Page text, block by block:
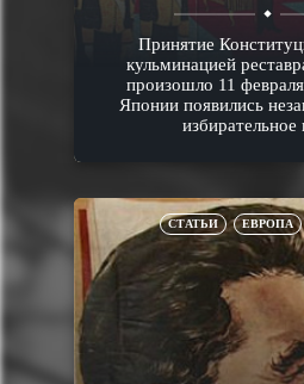
Принятие
кульминацией
произошло 11
Японии появились
избирательное
СТАТЬИ ЕВРОПА